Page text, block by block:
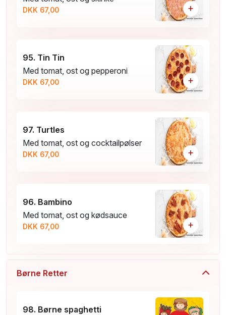
DKK 67,00 +
95. Tin Tin
Med tomat, ost og pepperoni
DKK 67,00 +
97. Turtles
Med tomat, ost og cocktailpølser
DKK 67,00 +
96. Bambino
Med tomat, ost og kødsauce
DKK 67,00 +
Børne Retter
98. Børne spaghetti